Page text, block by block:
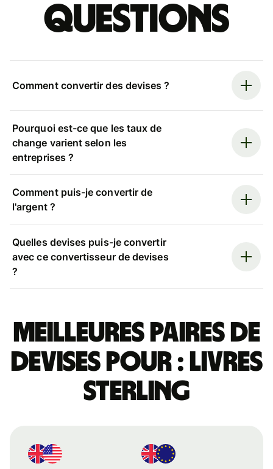
questions
Comment convertir des devises ?
Pourquoi est-ce que les taux de
change varient selon les
entreprises ?
Comment puis-je convertir de
l'argent ?
Quelles devises puis-je convertir
avec ce convertisseur de devises
?
Meilleures paires de
devises pour : livres
sterling